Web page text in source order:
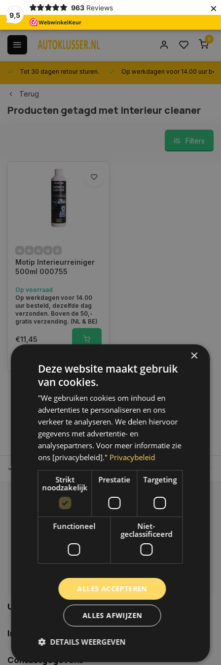
9,5
963 Reviews ×
0
Tot 30 dagen retour sturen. Op werkdagen voor 14.00 uur
Terug
Producten getagd met interieur cleaner
Filters
Motip Interieurreiniger
500ml 000755
Op voorraad
Op werkdagen voor 14.00
uur besteld, dezelfde dag
verzonden. Boven de 50,-
gratis verzending. (NL & BE)
€11,45
1
Tot 30 dagen retour sturen. Op werkdagen voor 14.00 uur
Klantenservice
Veelgestelde vragen
06-39119169
info@autoklusser.nl
Usefull links
Informatie
Contactgegevens
×
Deze website maakt gebruik
van cookies.
"We gebruiken cookies om inhoud en
advertenties te personaliseren en ons
verkeer te analyseren. We delen hiervoor
gegevens met advertentie- en
analysepartners. Voor meer informatie zie
ons [privacybeleid]." Privacybeleid
Strikt
noodzakelijk
Prestatie Targeting
Functioneel
Niet-
geclassificeerd
ALLES ACCEPTEREN
ALLES AFWIJZEN
DETAILS WEERGEVEN